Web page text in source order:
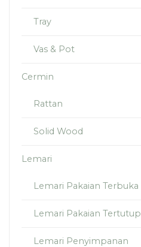
Tray
Vas & Pot
Cermin
Rattan
Solid Wood
Lemari
Lemari Pakaian Terbuka
Lemari Pakaian Tertutup
Lemari Penyimpanan